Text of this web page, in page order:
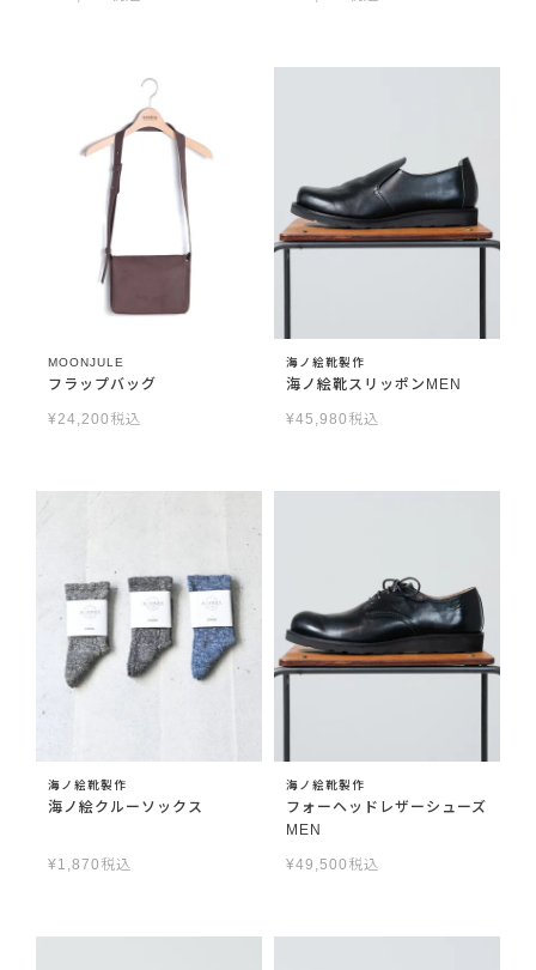
MOONJULE
フラップバッグ
¥24,200 税込
海ノ絵靴製作
海ノ絵靴スリッポンMEN
¥45,980 税込
海ノ絵靴製作
海ノ絵クルーソックス
¥1,870 税込
海ノ絵靴製作
フォーヘッドレザーシューズ
MEN
¥49,500 税込